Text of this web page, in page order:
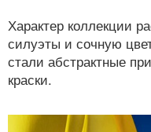
Характер коллекции
силуэты и сочную
стали абстрактные
краски.